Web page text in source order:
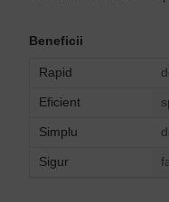
Beneficii
Rapid
Eficient
Simplu
Sigur